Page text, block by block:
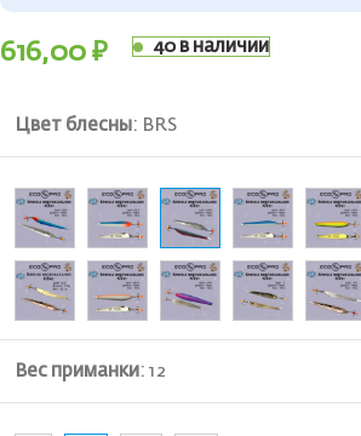
616,00 ₽ 40 в наличии
Цвет блесны: BRS
Вес приманки: 12